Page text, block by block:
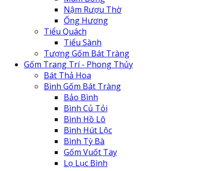
Nậm Rượu Thờ
Ống Hương
Tiểu Quách
Tiểu Sành
Tượng Gốm Bát Tràng
Gốm Trang Trí - Phong Thủy
Bát Thả Hoa
Bình Gốm Bát Tràng
Bảo Bình
Bình Củ Tỏi
Bình Hồ Lô
Bình Hút Lộc
Bình Tỳ Bà
Gốm Vuốt Tay
Lọ Lục Bình